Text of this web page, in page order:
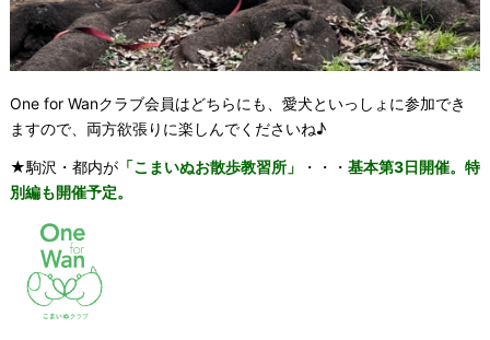
One for Wanクラブ会員はどちらにも、愛犬といっしょに参加でき
ますので、両方欲張りに楽しんでくださいね♪
★駒沢・都内が「こまいぬお散歩教習所」 ・・・ 基本第3日開催。特
別編も開催予定。